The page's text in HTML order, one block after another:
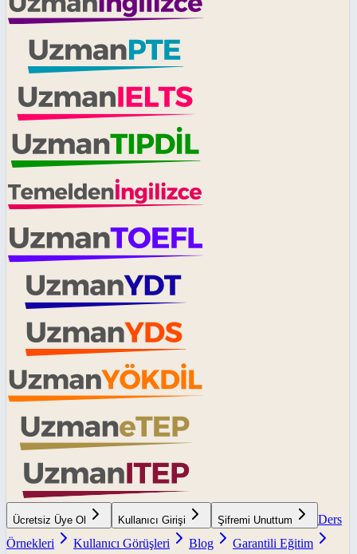
Ücretsiz Üye Ol Kullanıcı Girişi Şifremi Unuttum
Ders
Örnekleri
Kullanıcı Görüşleri Blog
Garantili Eğitim